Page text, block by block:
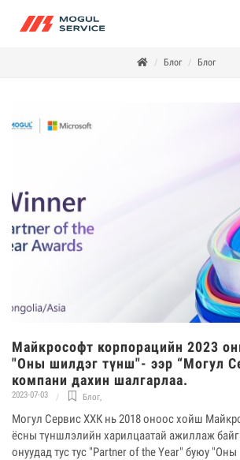
Блог Блог
Майкрософт корпорацийн 2023
"Оны шилдэг түнш"- ээр “Могул
компани дахин шалгарлаа.
2023-07-03 Блог,
Могул Сервис ХХК нь 2018 оноос хойш
ёсны түншлэлийн харилцаатай ажиллаж
онуудад тус тус "Partner of the Year" буюу